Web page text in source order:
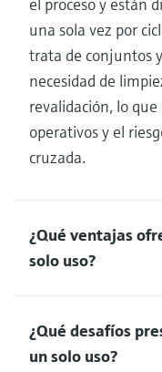
una sola vez por
trata de conjuntos
necesidad de
revalidación, lo que
operativos y el
cruzada.
¿Qué ventajas
solo uso?
¿Qué desafíos
un solo uso?